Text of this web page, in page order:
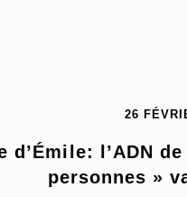
26
d’Émile: l’ADN
personnes »